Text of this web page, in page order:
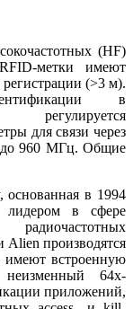
(HF)
метки имеют
(>3 м).
в
регулируется
для связи через
до 960 МГц. Общие
основанная в 1994
лидером в сфере
производятся
имеют встроенную
64х-
приложений,